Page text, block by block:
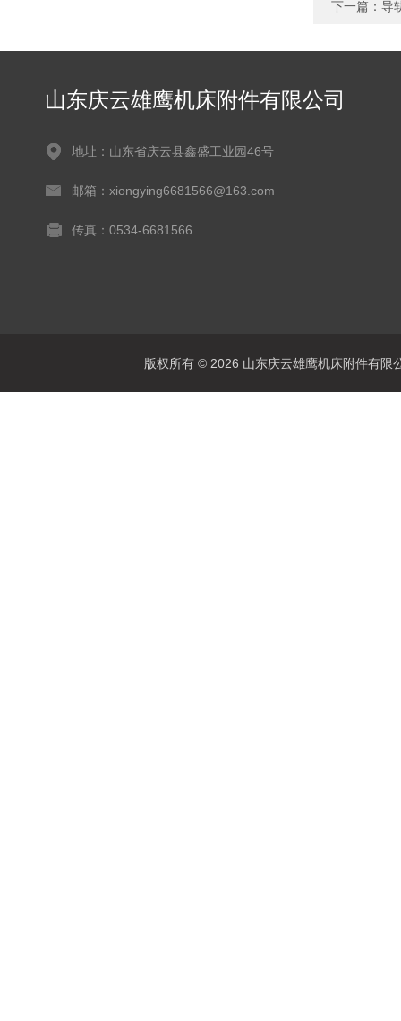
下一篇： 导
山东庆云雄鹰机床附件有限公司
地址：山东省庆云县鑫盛工业园46号
邮箱：xiongying6681566@163.com
传真：0534-6681566
版权所有 © 2026 山东庆云雄鹰机床附件有